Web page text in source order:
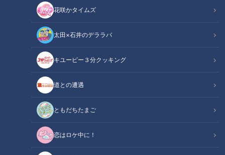
花咲かタイムズ
太田×石井のデララバ
キユーピー３分クッキング
道との遭遇
ともだちたまご
恋はロケ中に！
中日ドラゴンズ
ドラ検1級コラム
重苦しい戦いが続く中日ドラゴンズ。開幕からちょうど1か月
たったが、ここまで26試合で8勝14敗4分、借金「6」で5位に
低迷している。チーム全体のホームラン数8本も大いに気にな
るが、まだ1ケタしか勝ち星がないことにファンとしてあらた
めてショックを受ける。（数字は2021年4月26日現在）